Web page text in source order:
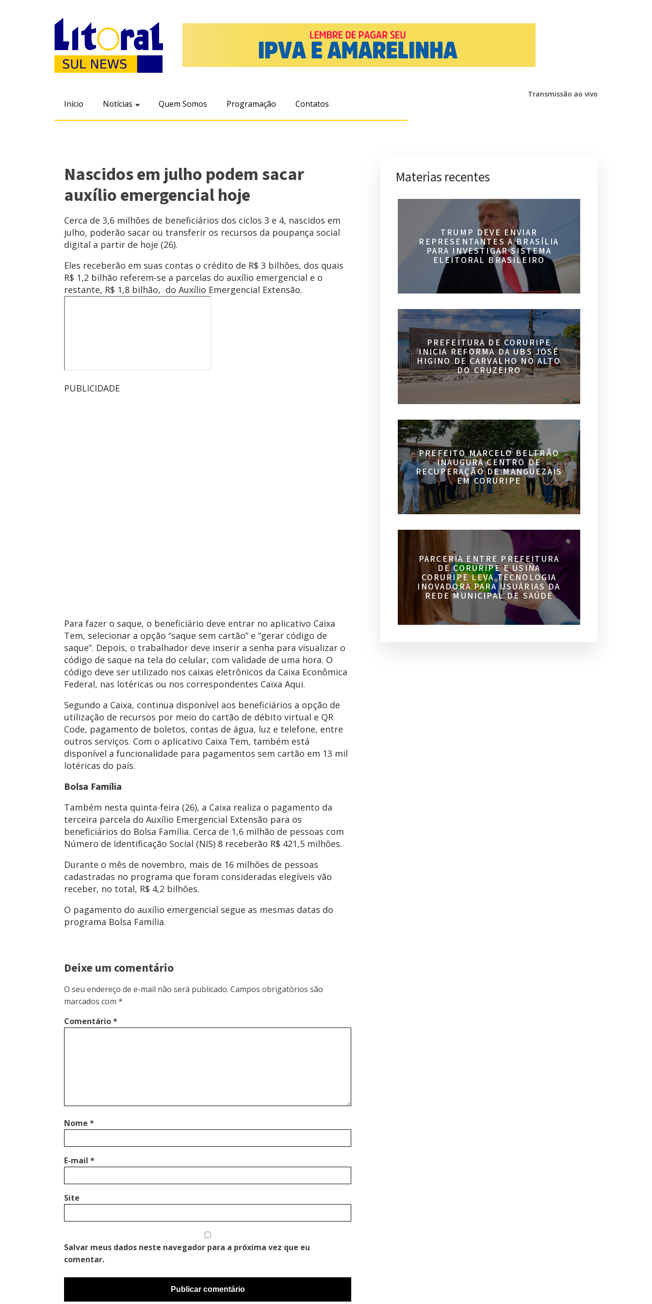
Início Notícias Quem Somos Programação Contatos
Transmissão ao vivo
Nascidos em julho podem sacar
auxílio emergencial hoje
Cerca de 3,6 milhões de beneficiários dos ciclos 3 e 4, nascidos em
julho, poderão sacar ou transferir os recursos da poupança social
digital a partir de hoje (26).
Eles receberão em suas contas o crédito de R$ 3 bilhões, dos quais
R$ 1,2 bilhão referem-se a parcelas do auxílio emergencial e o
restante, R$ 1,8 bilhão, do Auxílio Emergencial Extensão.
PUBLICIDADE
Para fazer o saque, o beneficiário deve entrar no aplicativo Caixa
Tem, selecionar a opção “saque sem cartão” e “gerar código de
saque”. Depois, o trabalhador deve inserir a senha para visualizar o
código de saque na tela do celular, com validade de uma hora. O
código deve ser utilizado nos caixas eletrônicos da Caixa Econômica
Federal, nas lotéricas ou nos correspondentes Caixa Aqui.
Segundo a Caixa, continua disponível aos beneficiários a opção de
utilização de recursos por meio do cartão de débito virtual e QR
Code, pagamento de boletos, contas de água, luz e telefone, entre
outros serviços. Com o aplicativo Caixa Tem, também está
disponível a funcionalidade para pagamentos sem cartão em 13 mil
lotéricas do país.
Bolsa Família
Também nesta quinta-feira (26), a Caixa realiza o pagamento da
terceira parcela do Auxílio Emergencial Extensão para os
beneficiários do Bolsa Família. Cerca de 1,6 milhão de pessoas com
Número de Identificação Social (NIS) 8 receberão R$ 421,5 milhões.
Durante o mês de novembro, mais de 16 milhões de pessoas
cadastradas no programa que foram consideradas elegíveis vão
receber, no total, R$ 4,2 bilhões.
O pagamento do auxílio emergencial segue as mesmas datas do
programa Bolsa Família.
Deixe um comentário
O seu endereço de e-mail não será publicado. Campos obrigatórios são
marcados com *
Comentário*
Nome *
E-mail *
Site
Salvar meus dados neste navegador para a próxima vez que eu
comentar.
Materias recentes
TRUMP DEVE ENVIAR
REPRESENTANTES A BRASÍLIA
PARA INVESTIGAR SISTEMA
ELEITORAL BRASILEIRO
PREFEITURA DE CORURIPE
INICIA REFORMA DA UBS JOSÉ
HIGINO DE CARVALHO NO ALTO
DO CRUZEIRO
PREFEITO MARCELO BELTRÃO
INAUGURA CENTRO DE
RECUPERAÇÃO DE MANGUEZAIS
EM CORURIPE
PARCERIA ENTRE PREFEITURA
DE CORURIPE E USINA
CORURIPE LEVA TECNOLOGIA
INOVADORA PARA USUÁRIAS DA
REDE MUNICIPAL DE SAÚDE